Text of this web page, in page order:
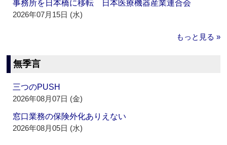
事務所を日本橋に移転 日本医療機器産業連合会
2026年07月15日 (水)
もっと見る »
無季言
三つのPUSH
2026年08月07日 (金)
窓口業務の保険外化ありえない
2026年08月05日 (水)